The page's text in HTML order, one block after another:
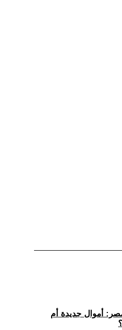
مصر: أموال جديدة أم